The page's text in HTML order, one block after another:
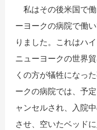
私はその後米国で
ーヨークの病院で働
りました。これはハ
ニューヨークの世界
くの方が犠牲になっ
ークの病院では、予
ャンセルされ、入院
させ、空いたベッド